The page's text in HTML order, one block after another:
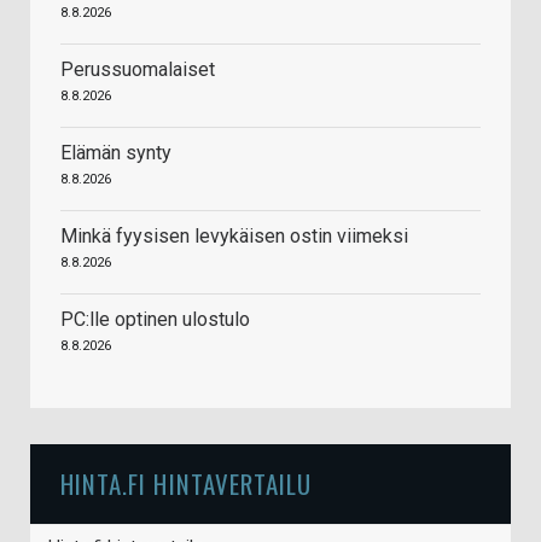
8.8.2026
Perussuomalaiset
8.8.2026
Elämän synty
8.8.2026
Minkä fyysisen levykäisen ostin viimeksi
8.8.2026
PC:lle optinen ulostulo
8.8.2026
HINTA.FI HINTAVERTAILU